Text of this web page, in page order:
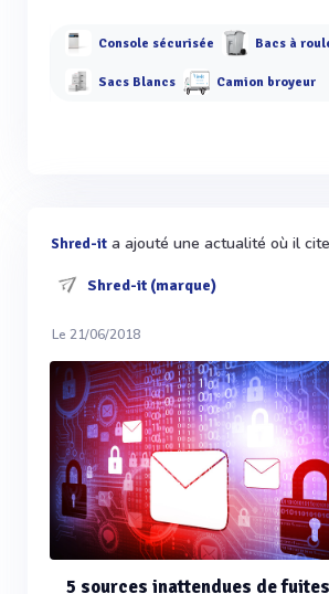
Console sécurisée Bacs à
Sacs Blancs Camion broyeur
Shred-it a ajouté une actualité où il
Shred-it (marque)
Le 21/06/2018
5 sources inattendues de